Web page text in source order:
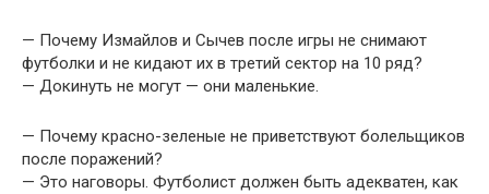
— Почему Измайлов и Сычев после игры не снимают
футболки и не кидают их в третий сектор на 10 ряд?
— Докинуть не могут — они маленькие.
— Почему красно-зеленые не приветствуют болельщиков
после поражений?
— Это наговоры. Футболист должен быть адекватен, как